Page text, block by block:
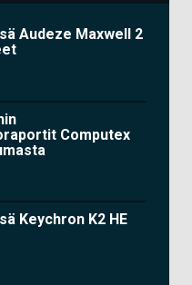
Audeze Maxwell 2
Computex
Keychron K2 HE